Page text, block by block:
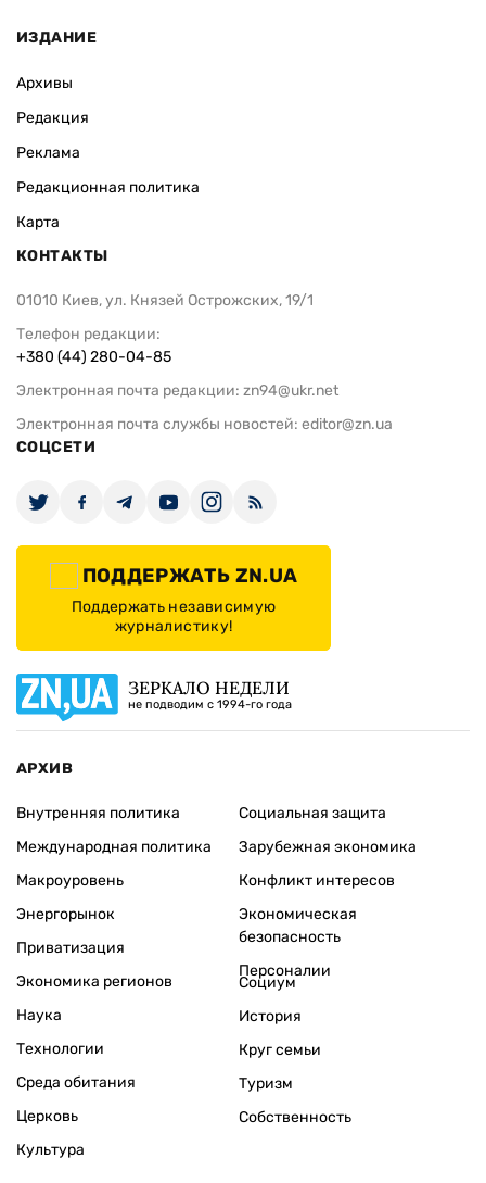
ИЗДАНИЕ
Архивы
Редакция
Реклама
Редакционная политика
Карта
КОНТАКТЫ
01010 Киев, ул. Князей Острожских, 19/1
Телефон редакции:
+380 (44) 280-04-85
Электронная почта редакции: zn94@ukr.net
Электронная почта службы новостей: editor@zn.ua
СОЦСЕТИ
ПОДДЕРЖАТЬ ZN.UA
Поддержать независимую
журналистику!
ЗЕРКАЛО НЕДЕЛИ
не подводим с 1994-го года
АРХИВ
Внутренняя политика
Международная политика
Макроуровень
Энергорынок
Приватизация
Экономика регионов
Социальная защита
Зарубежная экономика
Конфликт интересов
Экономическая
безопасность
Персоналии
Наука
Технологии
Среда обитания
Церковь
Культура
Социум
История
Круг семьи
Туризм
Собственность